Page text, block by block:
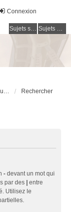
Connexion
Sujets sans réponse Sujets actifs
https://dailydigesthub.com Rechercher
- devant un mot qui
par des
entre
Utilisez le